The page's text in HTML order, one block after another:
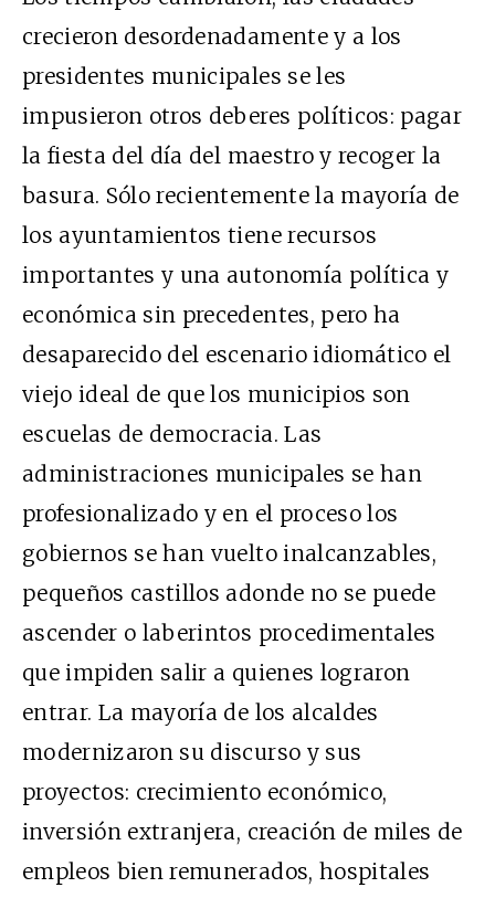
crecieron desordenadamente y a los
presidentes municipales se les
impusieron otros deberes políticos: pagar
la fiesta del día del maestro y recoger la
basura. Sólo recientemente la mayoría de
los ayuntamientos tiene recursos
importantes y una autonomía política y
económica sin precedentes, pero ha
desaparecido del escenario idiomático el
viejo ideal de que los municipios son
escuelas de democracia. Las
administraciones municipales se han
profesionalizado y en el proceso los
gobiernos se han vuelto inalcanzables,
pequeños castillos adonde no se puede
ascender o laberintos procedimentales
que impiden salir a quienes lograron
entrar. La mayoría de los alcaldes
modernizaron su discurso y sus
proyectos: crecimiento económico,
inversión extranjera, creación de miles de
empleos bien remunerados, hospitales